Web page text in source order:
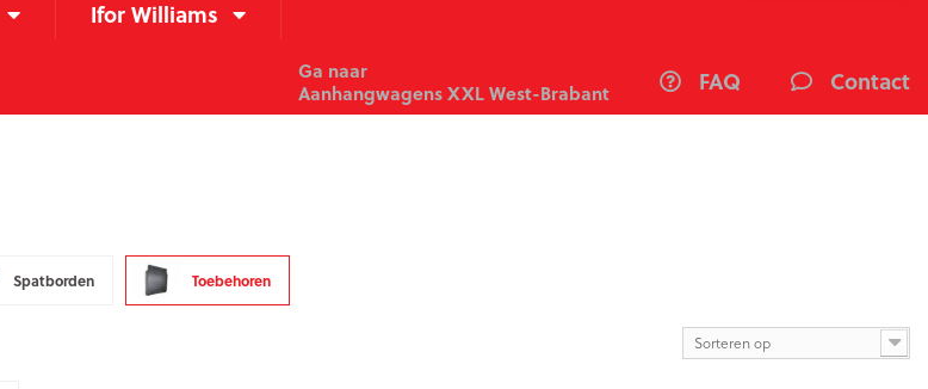
Ifor Williams
Ga naar
Aanhangwagens XXL West-Brabant
FAQ Contact
Spatborden Toebehoren
Sorteren op